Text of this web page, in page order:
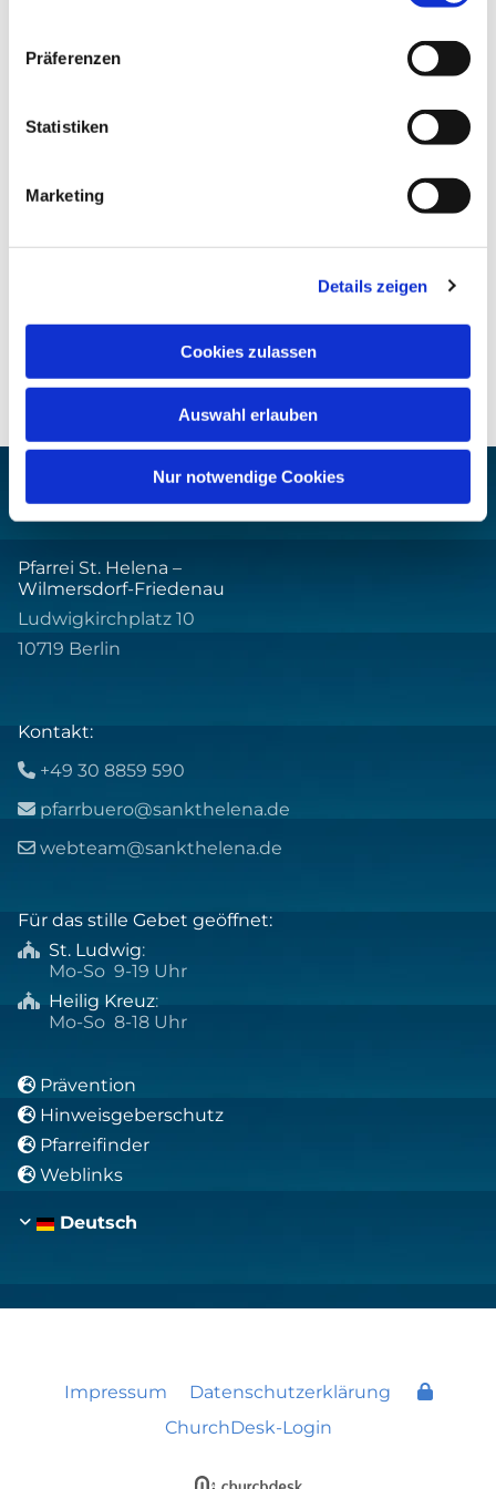
Präferenzen
Statistiken
Marketing
Details zeigen
Cookies zulassen
Auswahl erlauben
Nur notwendige Cookies
Pfarrei St. Helena –
Wilmersdorf-Friedenau
Ludwigkirchplatz 10
10719 Berlin
Kontakt:
 +49 30 8859 590
 pfarrbuero@sankthelena.de
 webteam@sankthelena.de
Für das stille Gebet geöffnet:
 St. Ludwig:
Mo-So 9-19 Uhr
 Heilig Kreuz:
Mo-So 8-18 Uhr
 Prävention
 Hinweisgeberschutz
 Pfarreifinder
 Weblinks
Deutsch
Impressum
Datenschutzerklärung
ChurchDesk-Login